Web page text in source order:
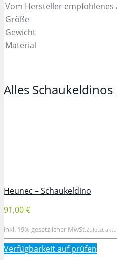
Vom Hersteller empfohlenes
Größe
Gewicht
Material
Alles
Heunec – Schaukeldino
91,00 €
inkl. 19% gesetzlicher MwSt.Zuletzt
Verfügbarkeit aufprüfen